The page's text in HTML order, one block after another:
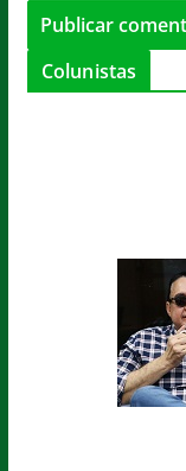
Colunistas